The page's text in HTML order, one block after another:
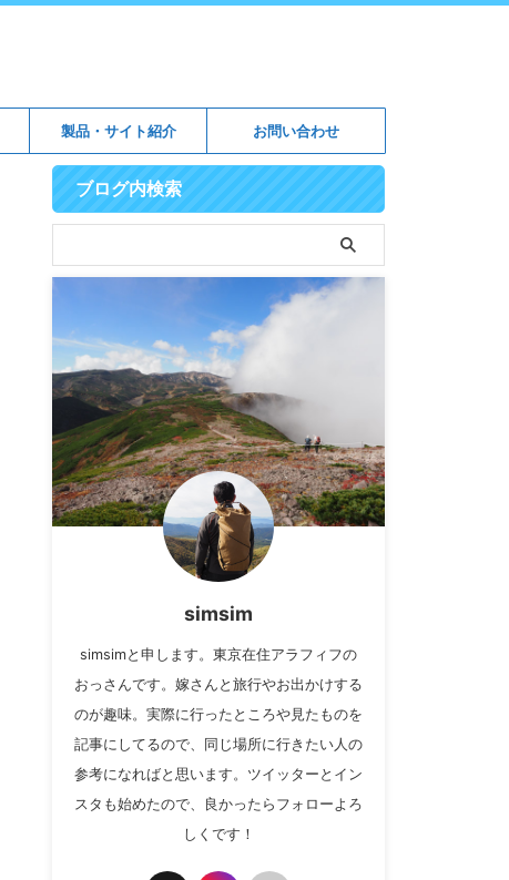
製品・サイト紹介 お問い合わせ
ブログ内検索
simsim
simsimと申します。東京在住アラフィフの
おっさんです。嫁さんと旅行やお出かけする
のが趣味。実際に行ったところや見たものを
記事にしてるので、同じ場所に行きたい人の
参考になればと思います。ツイッターとイン
スタも始めたので、良かったらフォローよろ
しくです！